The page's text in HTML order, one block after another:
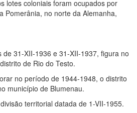
lotes coloniais foram ocupados por
Pomerânia, no norte da Alemanha,
de 31-XII-1936 e 31-XII-1937, figura no
de Rio do Testo.
no período de 1944-1948, o distrito
município de Blumenau.
territorial datada de 1-VII-1955.